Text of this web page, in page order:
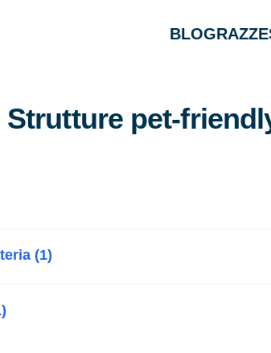
BLOGRAZZE
Strutture pet-
(1)